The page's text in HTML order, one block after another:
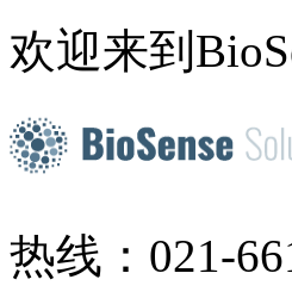
欢迎来到
热线：021-